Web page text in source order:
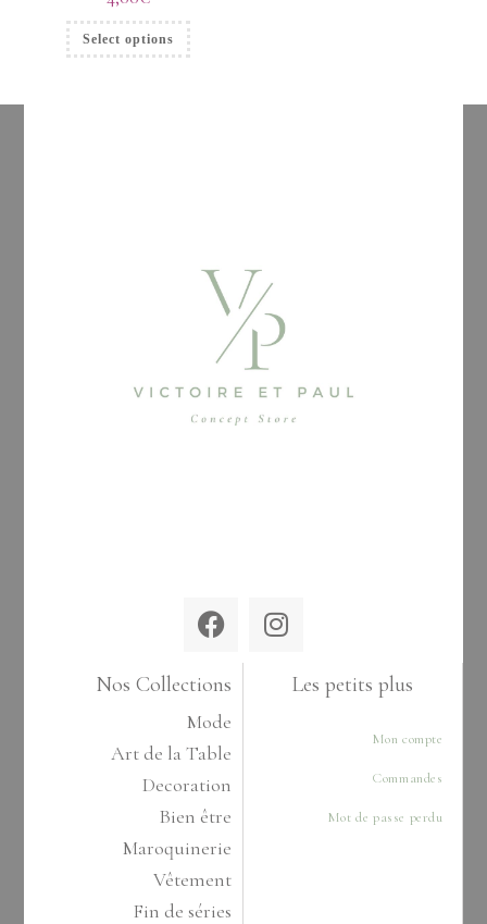
Select options
Nos Collections
Mode
Art de la Table
Decoration
Bien être
Maroquinerie
Vêtement
Fin de séries
Les petits plus
Mon compte
Commandes
Mot de passe perdu